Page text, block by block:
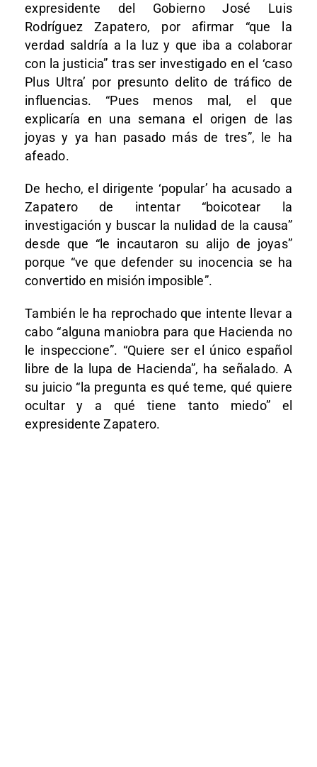
expresidente del Gobierno José Luis
Rodríguez Zapatero, por afirmar “que la
verdad saldría a la luz y que iba a colaborar
con la justicia” tras ser investigado en el ‘caso
Plus Ultra’ por presunto delito de tráfico de
influencias. “Pues menos mal, el que
explicaría en una semana el origen de las
joyas y ya han pasado más de tres”, le ha
afeado.
De hecho, el dirigente ‘popular’ ha acusado a
Zapatero de intentar “boicotear la
investigación y buscar la nulidad de la causa”
desde que “le incautaron su alijo de joyas”
porque “ve que defender su inocencia se ha
convertido en misión imposible”.
También le ha reprochado que intente llevar a
cabo “alguna maniobra para que Hacienda no
le inspeccione”. “Quiere ser el único español
libre de la lupa de Hacienda”, ha señalado. A
su juicio “la pregunta es qué teme, qué quiere
ocultar y a qué tiene tanto miedo” el
expresidente Zapatero.